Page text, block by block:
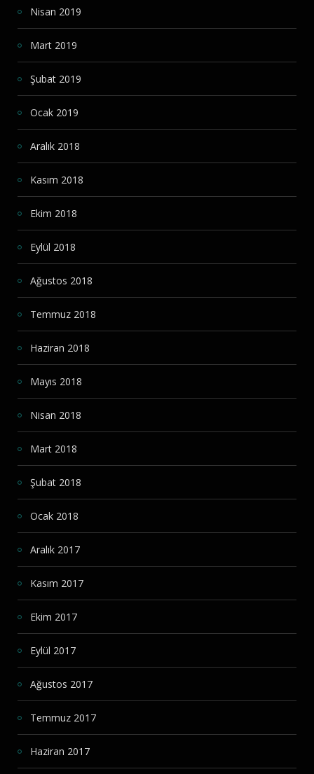
Nisan 2019
Mart 2019
Şubat 2019
Ocak 2019
Aralık 2018
Kasım 2018
Ekim 2018
Eylül 2018
Ağustos 2018
Temmuz 2018
Haziran 2018
Mayıs 2018
Nisan 2018
Mart 2018
Şubat 2018
Ocak 2018
Aralık 2017
Kasım 2017
Ekim 2017
Eylül 2017
Ağustos 2017
Temmuz 2017
Haziran 2017